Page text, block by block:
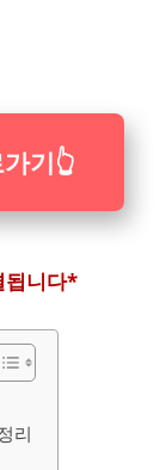
기👆
됩니다*
리